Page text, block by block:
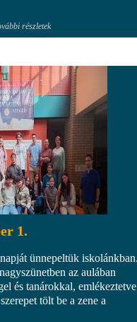
részletek
1.
ünnepeltük
az aulában
és tanárokkal, emlékeztetve
tölt be a zene a